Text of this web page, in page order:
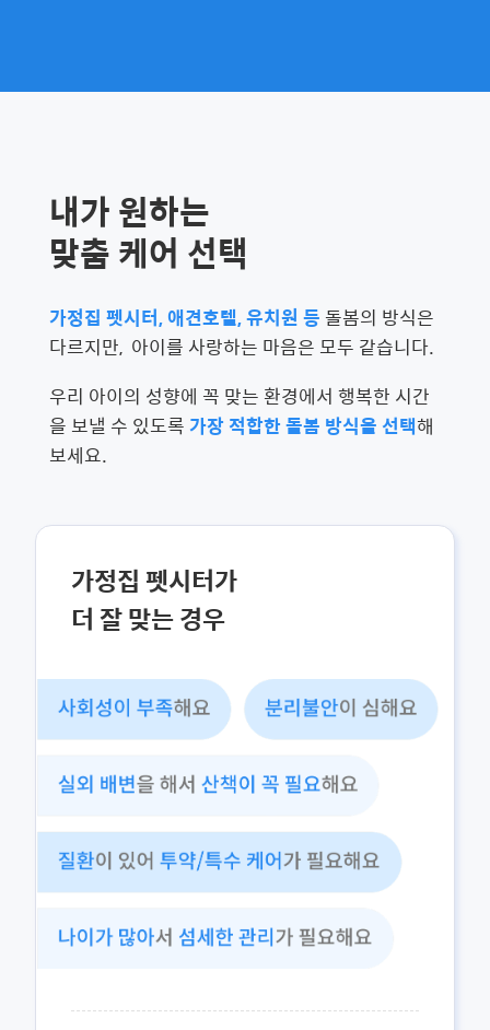
내가 원하는
맞춤 케어 선택
가정집 펫시터, 애견호텔, 유치원 등 돌봄의 방식은
다르지만, 아이를 사랑하는 마음은 모두 같습니다.
우리 아이의 성향에 꼭 맞는 환경에서 행복한 시간
을 보낼 수 있도록가장 적합한 돌봄 방식을 선택해
보세요.
가정집 펫시터가
더 잘 맞는 경우